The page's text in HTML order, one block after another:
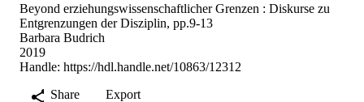
Beyond erziehungswissenschaftlicher Grenzen : Diskurse zu
Entgrenzungen der Disziplin, pp.9-13
Barbara Budrich
2019
Handle: https://hdl.handle.net/10863/12312
Share
Export